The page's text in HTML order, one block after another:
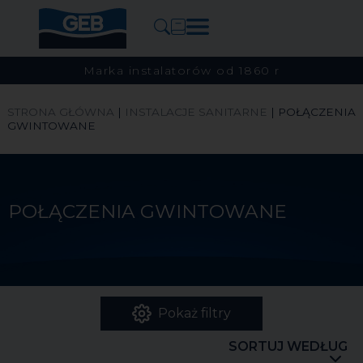
Marka instalatorów od 1860 r
STRONA GŁÓWNA | INSTALACJE SANITARNE | POŁĄCZENIA
GWINTOWANE
POŁĄCZENIA GWINTOWANE
Pokaż filtry
SORTUJ WEDŁUG